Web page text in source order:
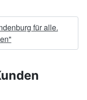
für alle.